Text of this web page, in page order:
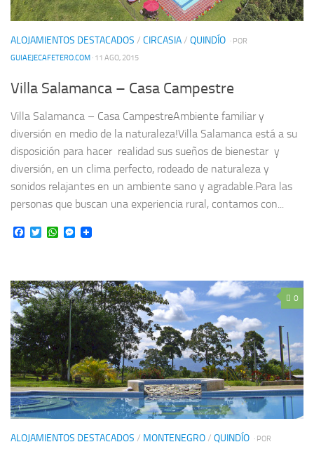
ALOJAMIENTOS DESTACADOS / CIRCASIA/ QUINDÍO · POR
GUIAEJECAFETERO.COM · 11 AGO, 2015
Villa Salamanca – Casa Campestre
Villa Salamanca – Casa CampestreAmbiente familiar y
diversión en medio de la naturaleza!Villa Salamanca está a su
disposición para hacer realidad sus sueños de bienestar y
diversión, en un clima perfecto, rodeado de naturaleza y
sonidos relajantes en un ambiente sano y agradable.Para las
personas que buscan una experiencia rural, contamos con...
Facebook
TwitterWhatsApp
Messenger
0
ALOJAMIENTOS DESTACADOS / MONTENEGRO/ QUINDÍO · POR